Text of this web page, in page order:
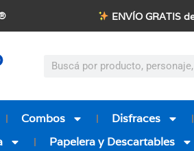
ENVÍO GRATIS
Combos Disfraces
Papelera y Descartables